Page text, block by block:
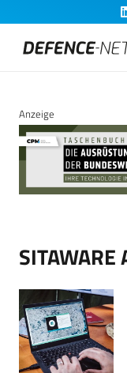
Anzeige
SITAWARE